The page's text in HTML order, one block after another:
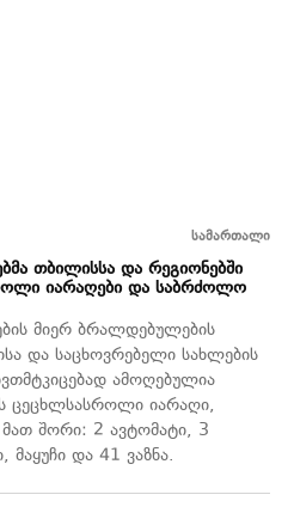
სამართალი
თბილისსა და რეგიონებში
იარაღები და საბრძოლო
მიერ ბრალდებულების
და საცხოვრებელი სახლების
ამოღებულია
ცეცხლსასროლი იარაღი,
შორი: 2 ავტომატი, 3
და 41 ვაზნა.